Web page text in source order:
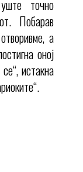
точно
Побарав
а
оној
истакна